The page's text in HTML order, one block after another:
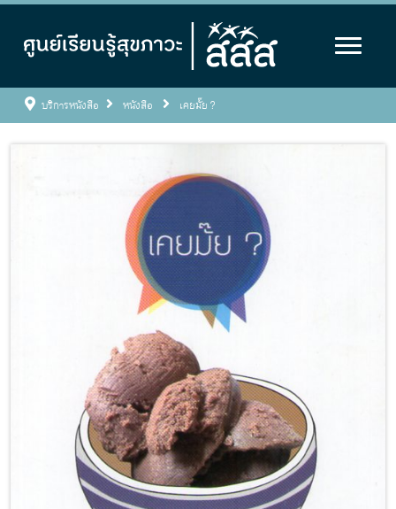
บริการหนังสือ หนังสือ เคยมั๊ย ?